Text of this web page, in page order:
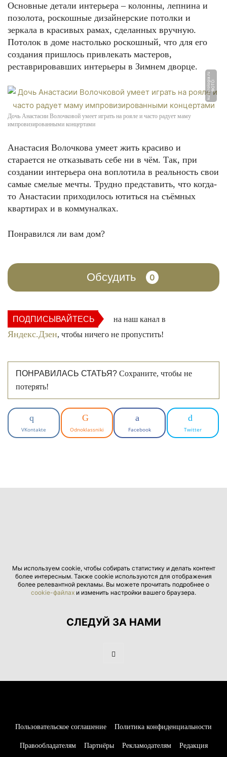
Основные детали интерьера – колонны, лепнина и
позолота, роскошные дизайнерские потолки и
зеркала в красивых рамах, сделанных вручную.
Потолок в доме настолько роскошный, что для его
создания пришлось привлекать мастеров,
реставрировавших интерьеры в Зимнем дворце.
Ф
О
Т
О:
k
ul
t
u
r
ol
o
gi
a.
r
u
Дочь Анастасии Волочковой умеет играть на рояле и часто радует маму
импровизированными концертами
Анастасия Волочкова умеет жить красиво и
старается не отказывать себе ни в чём. Так, при
создании интерьера она воплотила в реальность свои
самые смелые мечты. Трудно представить, что когда-
то Анастасии приходилось ютиться на съёмных
квартирах и в коммуналках.
Понравился ли вам дом?
Обсудить 0
ПОДПИСЫВАЙТЕСЬ на наш канал в
Яндекс.Дзен, чтобы ничего не пропустить!
ПОНРАВИЛАСЬ СТАТЬЯ? Сохраните, чтобы не
потерять!
VKontakte Odnoklassniki Facebook Twitter
Мы используем cookie, чтобы собирать статистику и делать контент
более интересным. Также cookie используются для отображения
более релевантной рекламы. Вы можете прочитать подробнее о
cookie-файлах и изменить настройки вашего браузера.
СЛЕДУЙ ЗА НАМИ
Пользовательское соглашение Политика конфиденциальности
Правообладателям Партнёры Рекламодателям Редакция